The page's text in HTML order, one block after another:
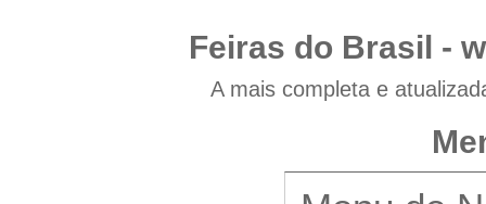
Feiras do Brasil -
A mais completa e